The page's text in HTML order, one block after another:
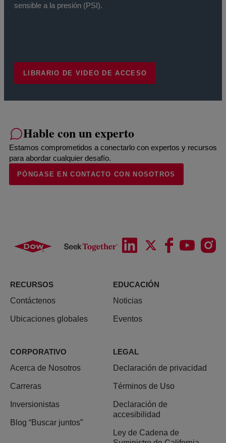
sensible a la presión (PSI).
LIBRARIO DE VIDEO DE ACCESO
Hable con un experto
Estamos comprometidos a conectarlo con expertos y recursos
para abordar cualquier desafío.
PÓNGASE EN CONTACTO CON NOSOTROS
RECURSOS
Contáctenos
Ubicaciones globales
EDUCACIÓN
Noticias
Eventos
CORPORATIVO
Acerca de Nosotros
Carreras
Inversionistas
Blog “Buscar juntos”
LEGAL
Declaración de privacidad
Términos de Uso
Declaración de
accesibilidad
Ley de Cadena de